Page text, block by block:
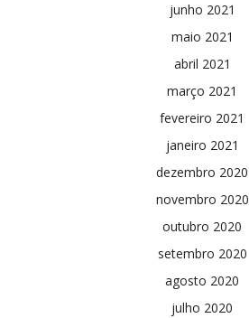
junho 2021
maio 2021
abril 2021
março 2021
fevereiro 2021
janeiro 2021
dezembro 2020
novembro 2020
outubro 2020
setembro 2020
agosto 2020
julho 2020